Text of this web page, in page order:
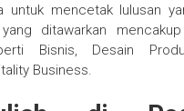
untuk mencetak lulusan
ditawarkan mencakup
Bisnis, Desain
Business.